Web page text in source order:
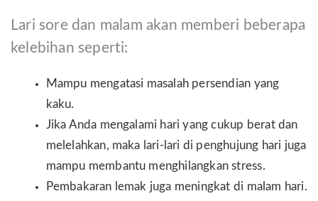
Lari sore dan malam akan memberi beberapa
kelebihan seperti:
Mampu mengatasi masalah persendian yang
kaku.
Jika Anda mengalami hari yang cukup berat dan
melelahkan, maka lari-lari di penghujung hari juga
mampu membantu menghilangkan stress.
Pembakaran lemak juga meningkat di malam hari.